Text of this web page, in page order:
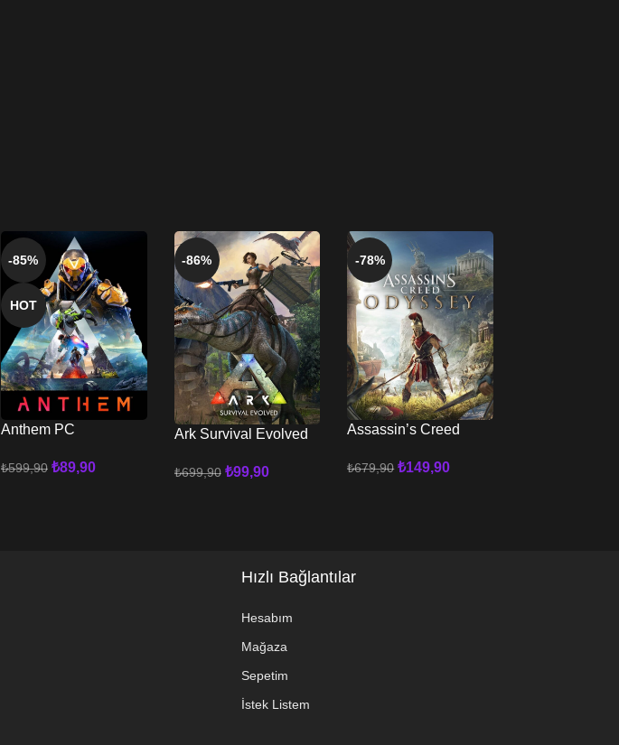
-85%
HOT
Anthem PC
₺599,90 ₺89,90
-86%
Ark Survival Evolved
₺699,90 ₺99,90
-78%
Assassin’s Creed
₺679,90 ₺149,90
Hızlı Bağlantılar
Hesabım
Mağaza
Sepetim
İstek Listem